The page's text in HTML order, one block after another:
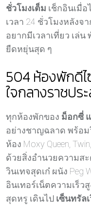
ชั่วโมงเต็ม เช็กอินเมื่อ
เวลา 24 ชั่วโมงหลัง
อยากมีเวลาเที่ยว เล่
ยืดหยุ่นสุด ๆ
504 ห้องพักดี
ใจกลางราชปร
ทุกห้องพักของ ม็อกซี่
อย่างชาญฉลาด พร้อม
ห้อง Moxy Queen,
ด้วยสิ่งอำนวยความส
วินเทจสุดเก๋ ผนัง Peg
อินเทอร์เน็ตความเร็ว
สุดหรู เดินไป เซ็นทรัล